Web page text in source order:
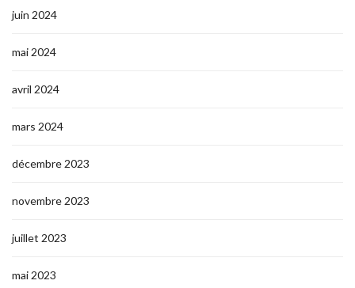
juin 2024
mai 2024
avril 2024
mars 2024
décembre 2023
novembre 2023
juillet 2023
mai 2023